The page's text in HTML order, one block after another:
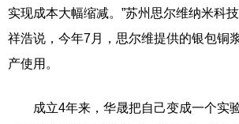
实现成本大幅缩减。”苏州思尔维纳米科
祥浩说，今年7月，思尔维提供的银包铜
产使用。
成立4年来，华晟把自己变成一个实